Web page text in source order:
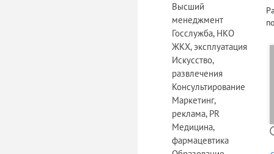
Высший
менеджмент
Госслужба, НКО
ЖКХ, эксплуатация
Искусство,
развлечения
Консультирование
Маркетинг,
реклама, PR
Медицина,
фармацевтика